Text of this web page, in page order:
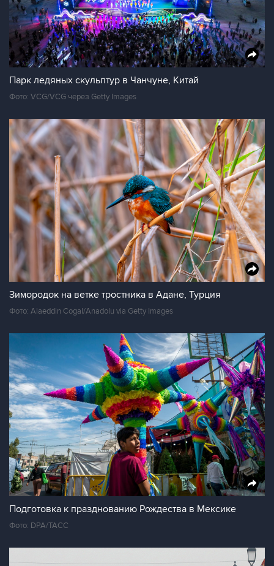
Парк ледяных скульптур в Чанчуне, Китай
Фото: VCG/VCG через Getty Images
Зимородок на ветке тростника в Адане, Турция
Фото: Alaeddin Cogal/Anadolu via Getty Images
Подготовка к празднованию Рождества в Мексике
Фото: DPA/ТАСС